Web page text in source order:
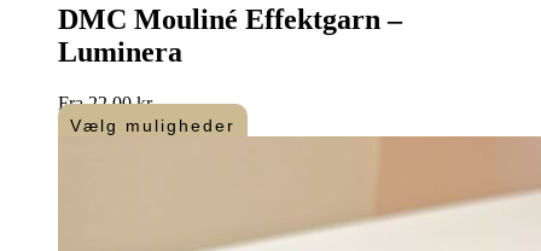
DMC Mouliné Effektgarn –
Luminera
Fra22,00kr.
Vælg muligheder